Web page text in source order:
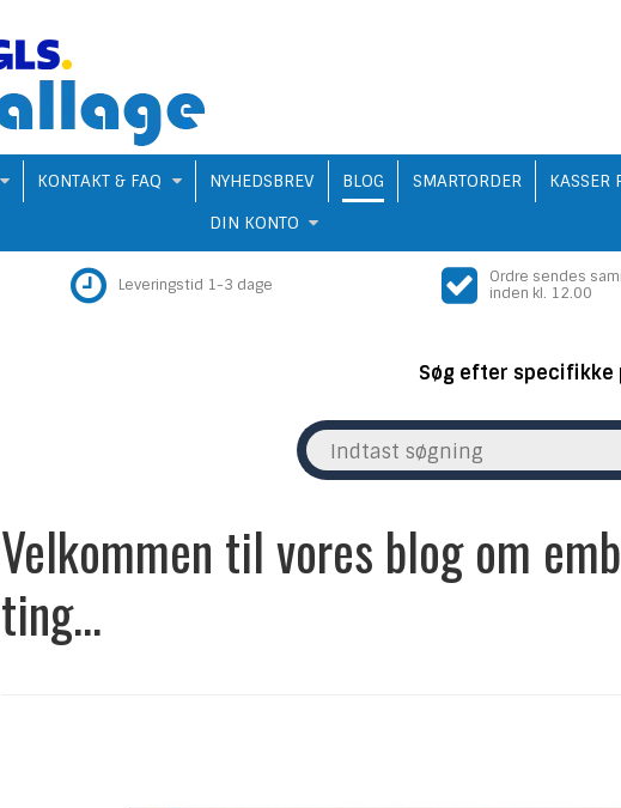
KONTAKT & FAQ NYHEDSBREV BLOG SMARTORDER KASSER
DIN KONTO
Leveringstid 1-3 dage
Ordre sendes
inden kl. 12.00
Søg efter
Velkommen til vores blog om
ting...